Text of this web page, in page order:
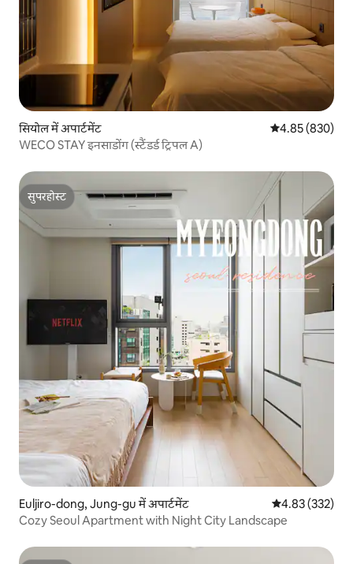
सियोल में अपार्टमेंट औसत रेटिंग 5 में से
4.85 (830)
WECO STAY इनसाडोंग (स्टैंडर्ड ट्रिपल A)
सुपरहोस्ट
सुपरहोस्ट
Euljiro-dong, Jung-gu में अपार्टमेंट औसत रेटिंग 5 में से
4.83 (332)
Cozy Seoul Apartment with Night City Landscape